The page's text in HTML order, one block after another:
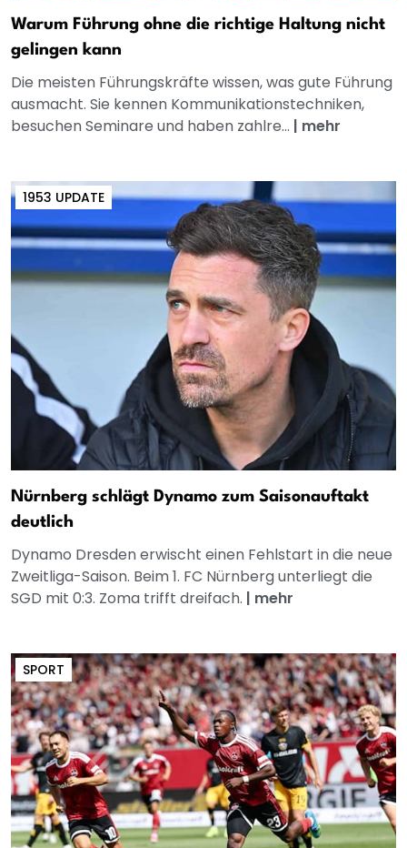
Warum Führung ohne die richtige Haltung nicht
gelingen kann
Die meisten Führungskräfte wissen, was gute Führung
ausmacht. Sie kennen Kommunikationstechniken,
besuchen Seminare und haben zahlre... | mehr
1953 UPDATE
Nürnberg schlägt Dynamo zum Saisonauftakt
deutlich
Dynamo Dresden erwischt einen Fehlstart in die neue
Zweitliga-Saison. Beim 1. FC Nürnberg unterliegt die
SGD mit 0:3. Zoma trifft dreifach. | mehr
SPORT